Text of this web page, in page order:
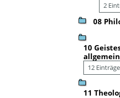
2
08
10
allgemein
12 Einträge
11